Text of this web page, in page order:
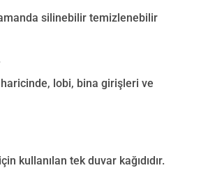
silinebilir temizlenebilir
lobi, bina girişleri ve
kullanılan tek duvar kağıdıdır.